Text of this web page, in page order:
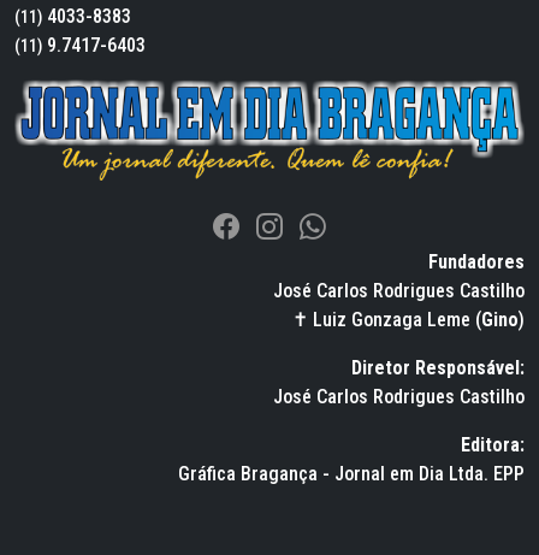
(11) 4033-8383
(11) 9.7417-6403
Fundadores
José Carlos Rodrigues Castilho
✝ Luiz Gonzaga Leme (Gino)
Diretor Responsável:
José Carlos Rodrigues Castilho
Editora:
Gráfica Bragança - Jornal em Dia Ltda. EPP